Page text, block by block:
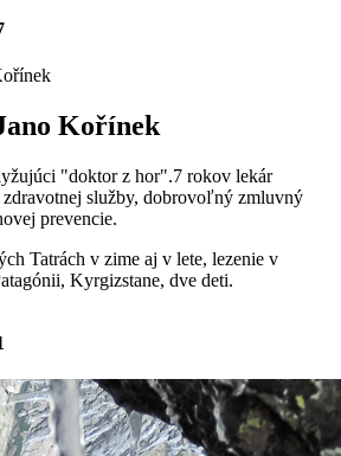
Kořínek
"doktor z hor".7 rokov lekár
služby, dobrovoľný zmluvný
prevencie.
Tatrách v zime aj v lete, lezenie v
Kyrgizstane, dve deti.